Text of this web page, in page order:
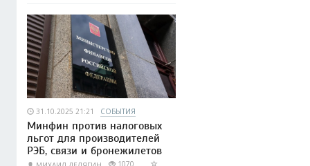
31.10.2025 21:21 СОБЫТИЯ
Минфин против налоговых
льгот для производителей
РЭБ, связи и бронежилетов
1070